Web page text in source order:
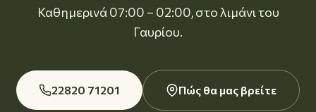
Καθημερινά 07:00 – 02:00, στο λιμάνι του
Γαυρίου.
22820 71201 Πώς θα μας βρείτε